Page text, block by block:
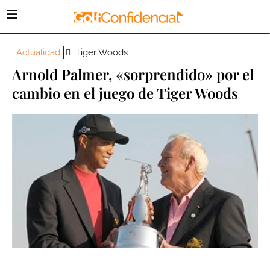
Actualidad Tiger Woods
Arnold Palmer, «sorprendido» por el
cambio en el juego de Tiger Woods